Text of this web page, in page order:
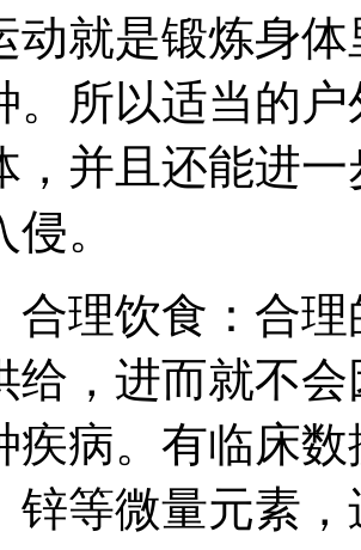
动就是锻炼身
。所以适当的
，并且还能进
。
饮食：合理
给，进而就不
疾病。有临床
锌等微量元素